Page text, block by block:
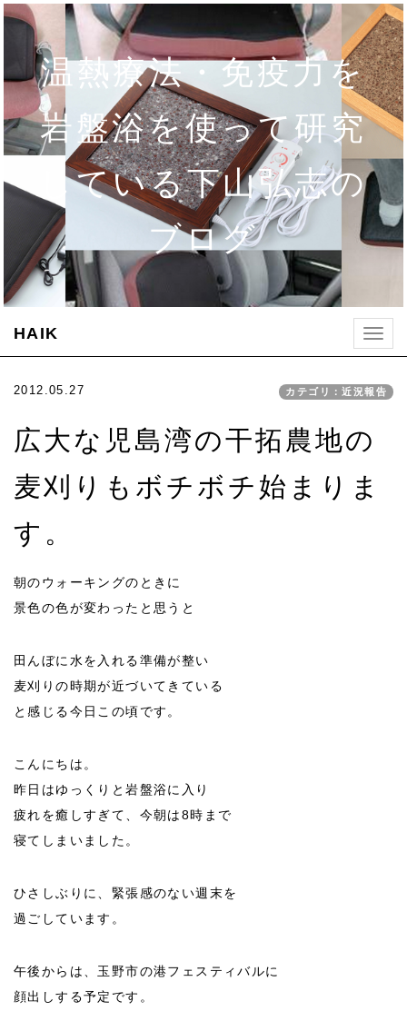
温熱療法・免疫力を
岩盤浴を使って研究
している下山弘志の
ブログ
HAIK
2012.05.27 カテゴリ：近況報告
広大な児島湾の干拓農地の
麦刈りもボチボチ始まりま
す。
朝のウォーキングのときに
景色の色が変わったと思うと
田んぼに水を入れる準備が整い
麦刈りの時期が近づいてきている
と感じる今日この頃です。
こんにちは。
昨日はゆっくりと岩盤浴に入り
疲れを癒しすぎて、今朝は8時まで
寝てしまいました。
ひさしぶりに、緊張感のない週末を
過ごしています。
午後からは、玉野市の港フェスティバルに
顔出しする予定です。